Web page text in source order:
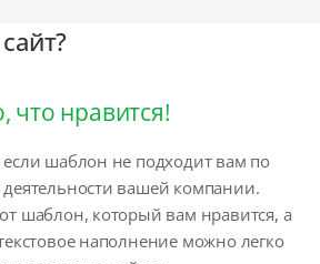
что нравится!
если шаблон не подходит вам по
вашей компании.
шаблон, который вам нравится, а
наполнение можно легко